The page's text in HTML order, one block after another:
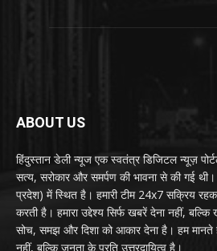
ABOUT US
हिंदुस्तान डेली न्यूज एक स्वतंत्र डिजिटल न्यूज़
सत्य, सरोकार और समर्पण की भावना से की गई थी।
प्रदेश) में स्थित है। हमारी टीम 24x7 सक्रिय
करती है। हमारा उद्देश्य सिर्फ खबरें देना नहीं,
सोच, समझ और दिशा को आकार देना है। हम मानते
नहीं, बल्कि जनता के प्रति उत्तरदायित्व है।